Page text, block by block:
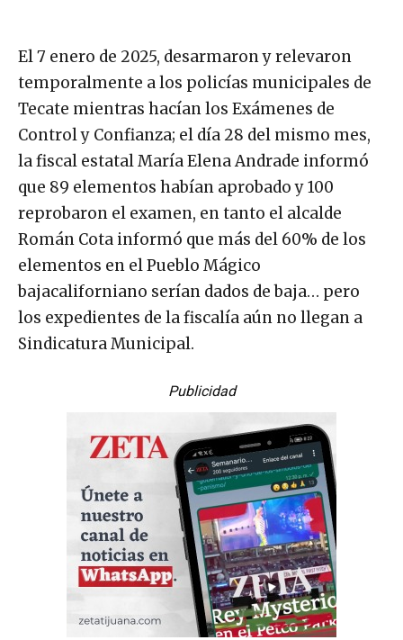
El 7 enero de 2025, desarmaron y relevaron
temporalmente a los policías municipales de
Tecate mientras hacían los Exámenes de
Control y Confianza; el día 28 del mismo mes,
la fiscal estatal María Elena Andrade informó
que 89 elementos habían aprobado y 100
reprobaron el examen, en tanto el alcalde
Román Cota informó que más del 60% de los
elementos en el Pueblo Mágico
bajacaliforniano serían dados de baja… pero
los expedientes de la fiscalía aún no llegan a
Sindicatura Municipal.
Publicidad